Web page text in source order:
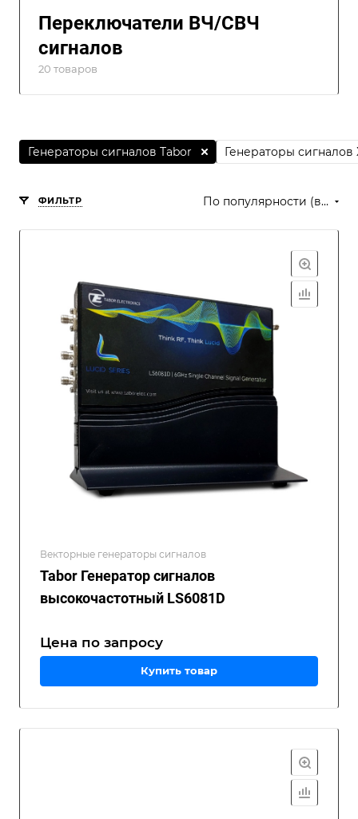
Переключатели ВЧ/СВЧ
сигналов
20 товаров
Генераторы
Генераторы сигналов Tabor
ФИЛЬТР По популярности (возрастание)
Векторные генераторы сигналов
Tabor Генератор сигналов
высокочастотный LS6081D
Цена по запросу
Купить товар